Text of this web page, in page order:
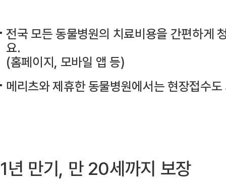
전국 모든 동물병원의 치료비용을 간편하게
요.
(홈페이지, 모바일 앱 등)
메리츠와 제휴한 동물병원에서는 현장접수도
1년 만기, 만 20세까지 보장